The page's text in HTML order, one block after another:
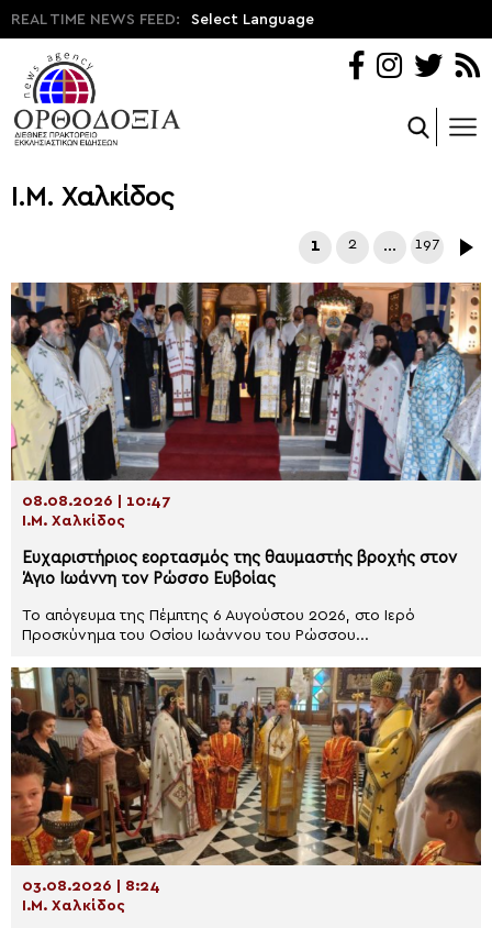
REAL TIME NEWS FEED: Select Language
Ι.Μ. Χαλκίδος
1 2 … 197
08.08.2026 | 10:47
Ι.Μ. Χαλκίδος
Ευχαριστήριος εορτασμός της θαυμαστής βροχής στον
Άγιο Ιωάννη τον Ρώσσο Ευβοίας
Το απόγευμα της Πέμπτης 6 Αυγούστου 2026, στο Ιερό
Προσκύνημα του Οσίου Ιωάννου του Ρώσσου...
03.08.2026 | 8:24
Ι.Μ. Χαλκίδος